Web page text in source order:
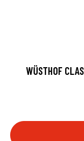
WÜSTHOF